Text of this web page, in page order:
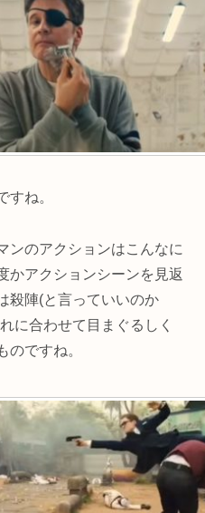
すね。
ンのアクションはこんなに
かアクションシーンを見返
殺陣(と言っていいのか
に合わせて目まぐるしく
のですね。